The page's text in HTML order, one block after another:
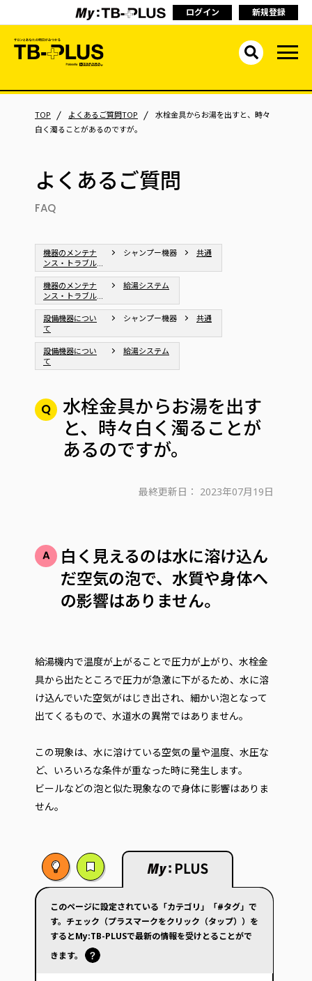
ログイン 新規登録
TOP よくあるご質問TOP
水栓金具からお湯を出すと、時々
白く濁ることがあるのですが。
よくあるご質問
FAQ
機器のメンテナ
ンス・トラブル
シューティング
シャンプー機器 共通
機器のメンテナ
ンス・トラブル
シューティング
給湯システム
設備機器につい
て
シャンプー機器 共通
設備機器につい
て
給湯システム
水栓金具からお湯を出す
と、時々白く濁ることが
あるのですが。
最終更新日： 2023年07月19日
白く見えるのは水に溶け込ん
だ空気の泡で、水質や身体へ
の影響はありません。
給湯機内で温度が上がることで圧力が上がり、水栓金
具から出たところで圧力が急激に下がるため、水に溶
け込んでいた空気がはじき出され、細かい泡となって
出てくるもので、水道水の異常ではありません。
この現象は、水に溶けている空気の量や温度、水圧な
ど、いろいろな条件が重なった時に発生します。
ビールなどの泡と似た現象なので身体に影響はありま
せん。
このページに設定されている「カテゴリ」「#タグ」で
す。チェック（プラスマークをクリック（タップ））を
するとMy:TB-PLUSで最新の情報を受けとることがで
きます。